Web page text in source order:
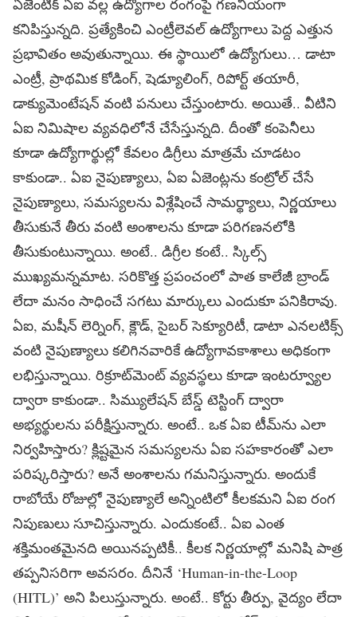
కనిపిస్తున్నది. ప్రత్యేకించి ఎంట్రీలెవల్‌ ఉద్యోగాలు పెద్ద ఎత్తున
ప్రభావితం అవుతున్నాయి. ఈ స్థాయిలో ఉద్యోగులు… డాటా
ఎంట్రీ, ప్రాథమిక కోడింగ్‌, షెడ్యూలింగ్‌, రిపోర్ట్‌ తయారీ,
డాక్యుమెంటేషన్‌ వంటి పనులు చేస్తుంటారు. అయితే.. వీటిని
ఏఐ నిమిషాల వ్యవధిలోనే చేసేస్తున్నది. దీంతో కంపెనీలు
కూడా ఉద్యోగార్థుల్లో కేవలం డిగ్రీలు మాత్రమే చూడటం
కాకుండా.. ఏఐ నైపుణ్యాలు, ఏఐ ఏజెంట్లను కంట్రోల్‌ చేసే
నైపుణ్యాలు, సమస్యలను విశ్లేషించే సామర్థ్యాలు, నిర్ణయాలు
తీసుకునే తీరు వంటి అంశాలను కూడా పరిగణనలోకి
తీసుకుంటున్నాయి. అంటే.. డిగ్రీల కంటే.. స్కిల్స్‌
ముఖ్యమన్నమాట. సరికొత్త ప్రపంచంలో పాత కాలేజీ బ్రాండ్‌
లేదా మనం సాధించే సగటు మార్కులు ఎందుకూ పనికిరావు.
ఏఐ, మషీన్‌ లెర్నింగ్‌, క్లౌడ్‌, సైబర్‌ సెక్యూరిటీ, డాటా ఎనలటిక్స్‌
వంటి నైపుణ్యాలు కలిగినవారికే ఉద్యోగావకాశాలు అధికంగా
లభిస్తున్నాయి. రిక్రూట్‌మెంట్‌ వ్యవస్థలు కూడా ఇంటర్వ్యూల
ద్వారా కాకుండా.. సిమ్యులేషన్‌ బేస్డ్‌ టెస్టింగ్‌ ద్వారా
అభ్యర్థులను పరీక్షిస్తున్నారు. అంటే.. ఒక ఏఐ టీమ్‌ను ఎలా
నిర్వహిస్తారు? క్లిష్టమైన సమస్యలను ఏఐ సహకారంతో ఎలా
పరిష్కరిస్తారు? అనే అంశాలను గమనిస్తున్నారు. అందుకే
రాబోయే రోజుల్లో నైపుణ్యాలే అన్నింటిలో కీలకమని ఏఐ రంగ
నిపుణులు సూచిస్తున్నారు. ఎందుకంటే.. ఏఐ ఎంత
శక్తిమంతమైనది అయినప్పటికీ.. కీలక నిర్ణయాల్లో మనిషి పాత్ర
తప్పనిసరిగా అవసరం. దీనినే ‘Human-in-the-Loop
(HITL)’ అని పిలుస్తున్నారు. అంటే.. కోర్టు తీర్పు, వైద్యం లేదా